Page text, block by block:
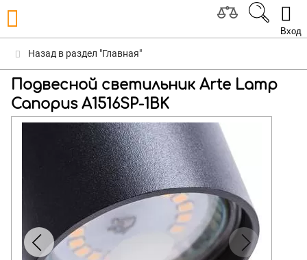
Вход
Назад в раздел "Главная"
Подвесной светильник Arte Lamp
Canopus A1516SP-1BK